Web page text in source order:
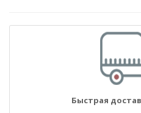
Быстрая